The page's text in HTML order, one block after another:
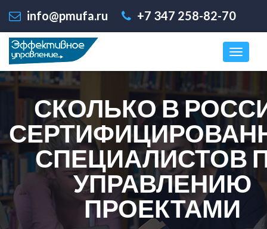
info@pmufa.ru +7 347 258-82-70
СКОЛЬКО В
СПЕЦИАЛИСТОВ
УПРАВЛЕНИЮ
ПРОЕКТАМИ